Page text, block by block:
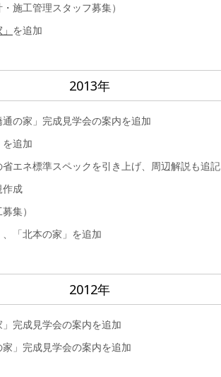
施工管理スタッフ募集）
を追加
2013年
の家」完成見学会の案内を追加
追加
エネ標準スペックを引き上げ、周辺解説も追記
作成
集）
「北本の家」を追加
2012年
完成見学会の案内を追加
」完成見学会の案内を追加